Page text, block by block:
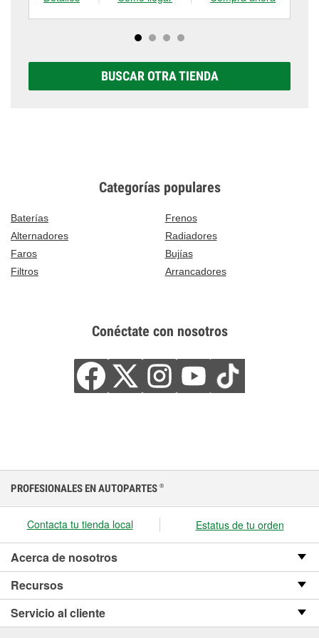
BUSCAR OTRA TIENDA
Categorías populares
Baterías
Frenos
Alternadores
Radiadores
Faros
Bujías
Filtros
Arrancadores
Conéctate con nosotros
PROFESIONALES EN AUTOPARTES ®
Contacta tu tienda local Estatus de tu orden
Acerca de nosotros
Recursos
Servicio al cliente